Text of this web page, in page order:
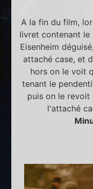
A la fin du film,
livret contenant le
Eisenheim
attaché case, et
hors on le voit
tenant le
puis on le revoit
l'attaché